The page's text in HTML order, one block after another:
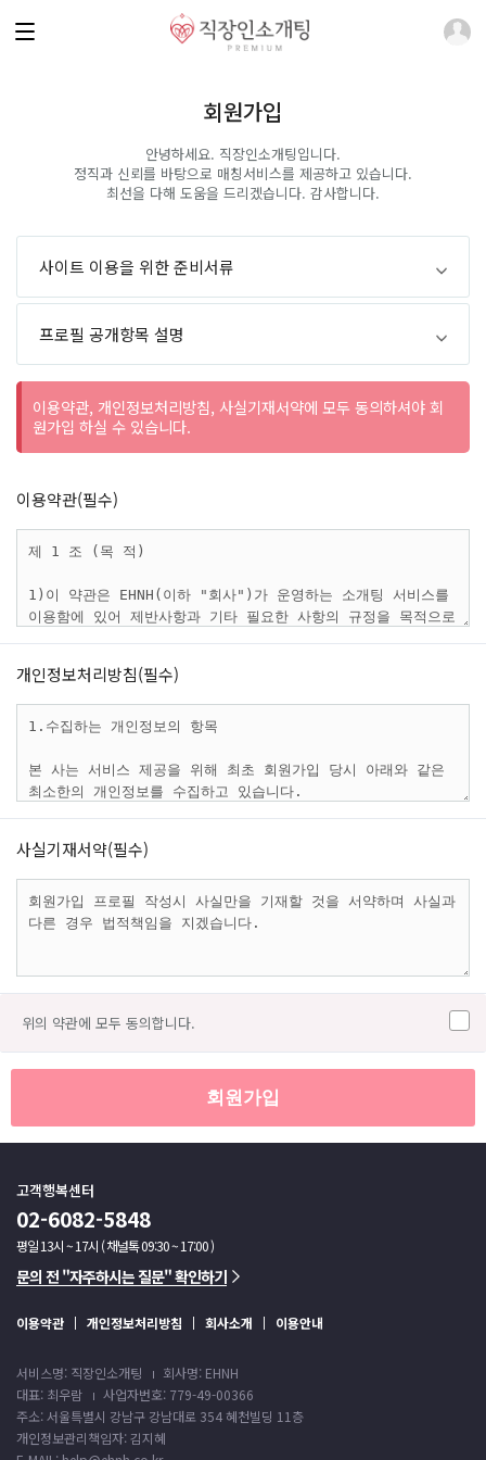
회원가입
안녕하세요. 직장인소개팅입니다.
정직과 신뢰를 바탕으로 매칭서비스를 제공하고 있습니다.
최선을 다해 도움을 드리겠습니다. 감사합니다.
사이트 이용을 위한 준비서류
프로필 공개항목 설명
이용약관, 개인정보처리방침, 사실기재서약에 모두 동의하셔야 회
원가입 하실 수 있습니다.
이용약관(필수)
개인정보처리방침(필수)
사실기재서약(필수)
위의 약관에 모두 동의합니다.
회원가입
고객행복센터
02-6082-5848
평일 13시 ~ 17시 ( 채널톡 09:30 ~ 17:00 )
문의 전 "자주하시는 질문" 확인하기
이용약관 개인정보처리방침 회사소개 이용안내
서비스명: 직장인소개팅
회사명: EHNH
대표: 최우람
사업자번호: 779-49-00366
주소: 서울특별시 강남구 강남대로 354 혜천빌딩 11층
개인정보관리책임자: 김지혜